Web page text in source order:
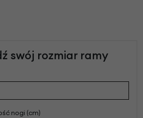
swój rozmiar ramy
nogi (cm)